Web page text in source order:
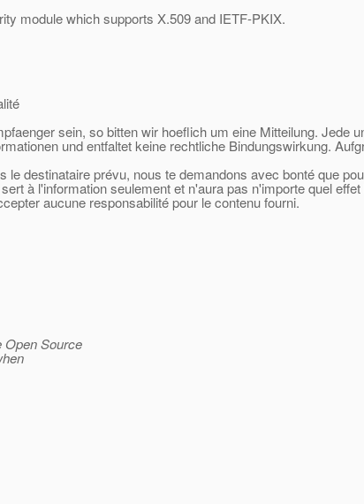
module which supports X.509 and IETF-PKIX.
sein, so bitten wir hoeflich um eine Mitteilung. Jede
und entfaltet keine rechtliche Bindungswirkung.
destinataire prévu, nous te demandons avec bonté que
à l'information seulement et n'aura pas n'importe quel
aucune responsabilité pour le contenu fourni.
Open Source